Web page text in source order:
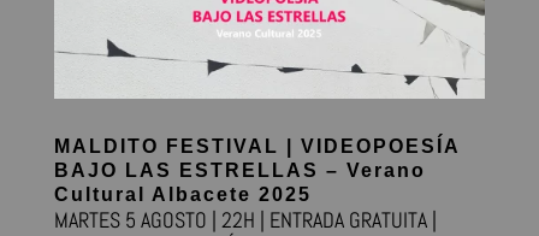
MALDITO FESTIVAL | VIDEOPOESÍA
BAJO LAS ESTRELLAS – Verano
Cultural Albacete 2025
MARTES 5 AGOSTO | 22H | ENTRADA GRATUITA |